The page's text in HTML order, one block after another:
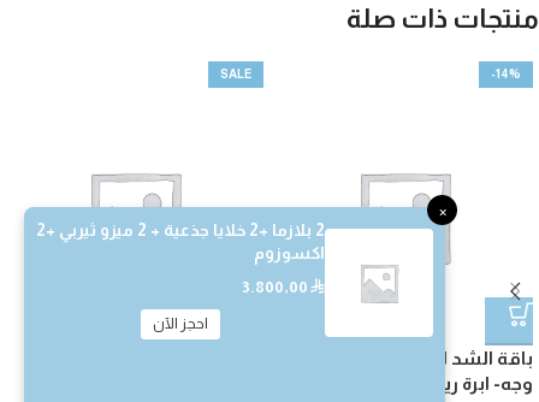
×
2 بلازما +2 خلايا جذعية + 2 ميزو ثيربي +2
اكسوزوم
⃁
احجز الآن
منتجات ذات صلة
-14%
باقة الشد الثلاثي (الترافورمر
وجه- ابرة ريتش- بوتكس)
SALE